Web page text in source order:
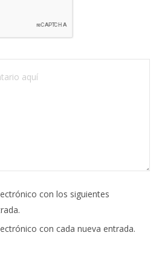
con los siguientes
con cada nueva entrada.